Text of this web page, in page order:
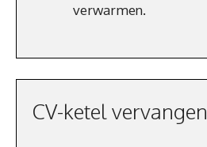
verwarmen.
CV-ketel vervangen